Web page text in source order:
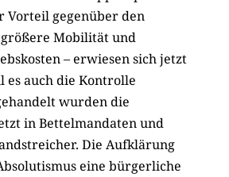
Vorteil gegenüber den
Mobilität und
– erwiesen sich jetzt
es auch die Kontrolle
wurden die
in Bettelmandaten und
Die Aufklärung
eine bürgerliche